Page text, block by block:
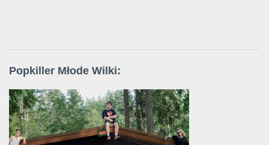
Popkiller Młode Wilki: